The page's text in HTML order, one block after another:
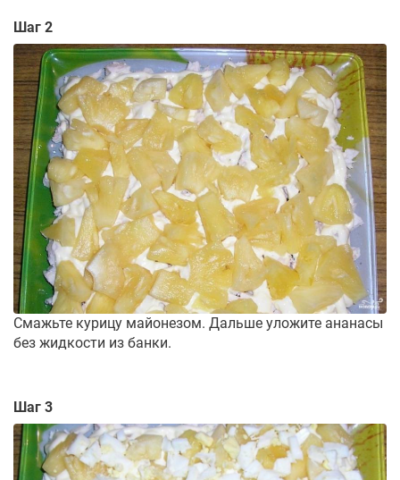
Шаг 2
Смажьте курицу майонезом. Дальше уложите ананасы
без жидкости из банки.
Шаг 3